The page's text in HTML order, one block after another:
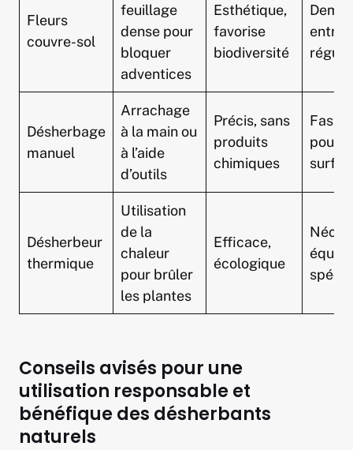
Fleurs
couvre-sol
feuillage
dense pour
bloquer
adventices
Esthétique,
favorise
biodiversité
Désherbage
manuel
Arrachage
à la main ou
à l’aide
d’outils
Précis, sans
produits
chimiques
pour
Désherbeur
thermique
Utilisation
de la
chaleur
pour brûler
les plantes
Efficace,
écologique
Conseils avisés pour une
utilisation responsable et
bénéfique des désherbants
naturels